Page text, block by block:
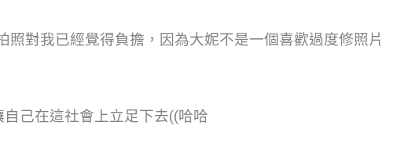
照對我已經覺得負擔，因為大妮不是一個喜歡過度修照片
己在這社會上立足下去((哈哈